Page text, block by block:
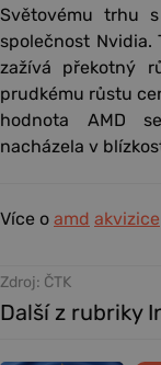
Světovému trhu
společnost Nvidia.
zažívá překotný
prudkému růstu
hodnota AMD
nacházela v
Více o amd akvizice
Zdroj: ČTK
Další z rubriky